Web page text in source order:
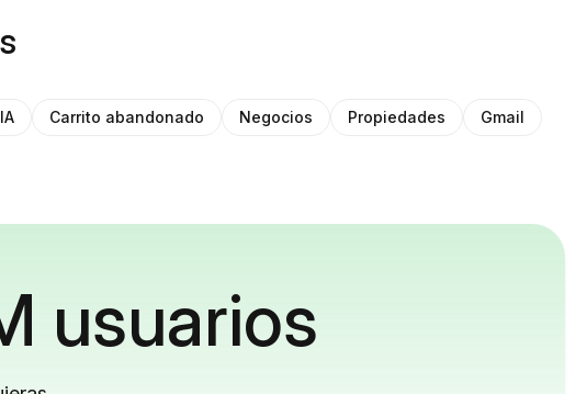
Carrito abandonado Negocios Propiedades Gmail
usuarios